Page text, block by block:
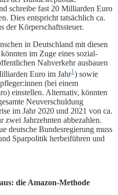
schreibe fast 20 Milliarden Euro
Dies entspricht tatsächlich ca.
der Körperschaftssteuer.
in Deutschland mit diesen
im Zuge eines sozial-
Nahverkehr ausbauen
Euro im Jahr1 ) sowie
(bei einem
einstellen. Alternativ, könnten
Neuverschuldung
im Jahr 2020 und 2021 von ca.
Jahrzehnten abbezahlen.
deutsche Bundesregierung muss
Sparpolitik herbeiführen und
die Amazon-Methode